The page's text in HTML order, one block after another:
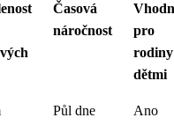
Časová
náročnost
pro
rodiny
dětmi
Půl dne Ano